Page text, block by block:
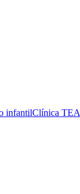
infantilClínica TEA